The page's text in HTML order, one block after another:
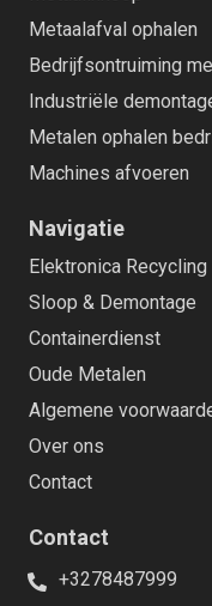
Metaalafval ophalen
Bedrijfsontruiming
Industriële
Metalen ophalen
Machines afvoeren
Navigatie
Elektronica Recycling
Sloop & Demontage
Containerdienst
Oude Metalen
Algemene
Over ons
Contact
Contact
+3278487999